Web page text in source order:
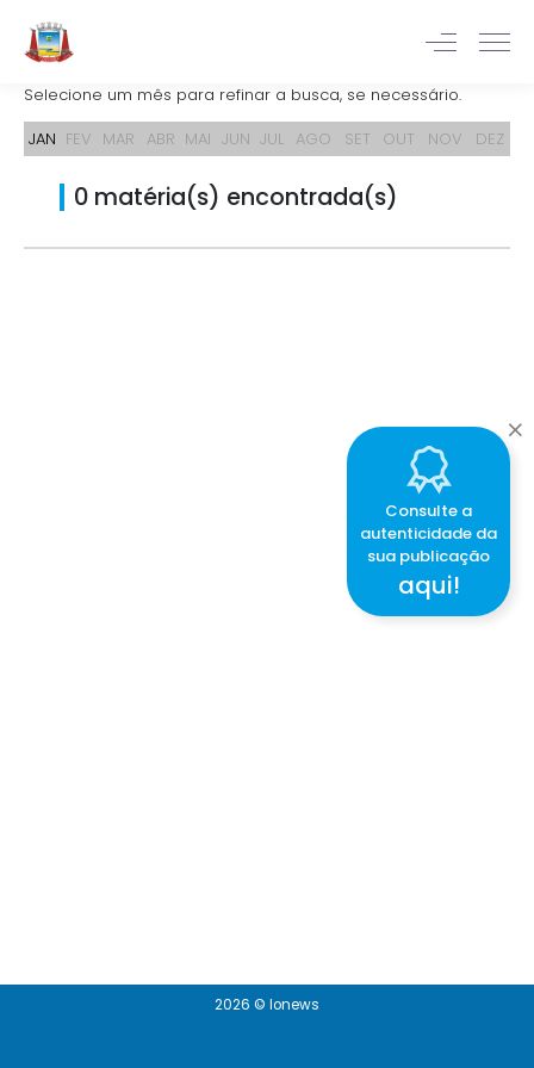
Selecione um mês para refinar a busca, se necessário.
JAN FEV MAR ABR MAI JUN JUL AGO SET OUT NOV DEZ
0 matéria(s) encontrada(s)
2026 © Ionews
Consulte a
autenticidade da
sua publicação
aqui!